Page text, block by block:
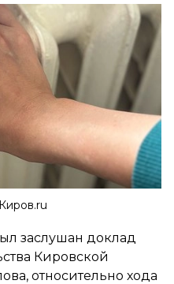
заслушан доклад
Кировской
относительно хода